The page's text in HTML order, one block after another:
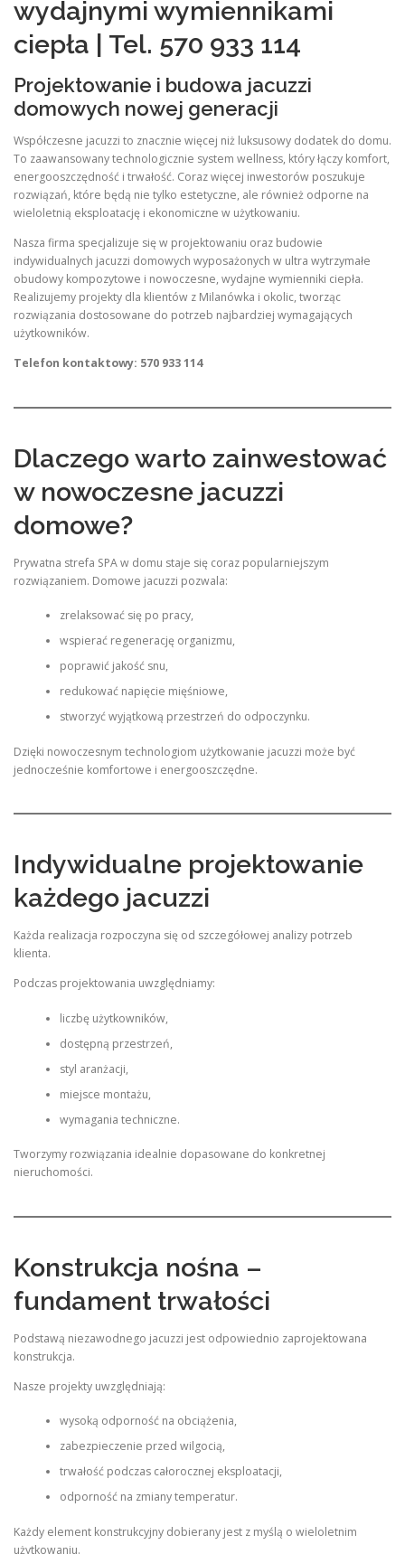
wydajnymi wymiennikami
ciepła | Tel. 570 933 114
Projektowanie i budowa jacuzzi
domowych nowej generacji
Współczesne jacuzzi to znacznie więcej niż luksusowy dodatek do domu.
To zaawansowany technologicznie system wellness, który łączy komfort,
energooszczędność i trwałość. Coraz więcej inwestorów poszukuje
rozwiązań, które będą nie tylko estetyczne, ale również odporne na
wieloletnią eksploatację i ekonomiczne w użytkowaniu.
Nasza firma specjalizuje się w projektowaniu oraz budowie
indywidualnych jacuzzi domowych wyposażonych w ultra wytrzymałe
obudowy kompozytowe i nowoczesne, wydajne wymienniki ciepła.
Realizujemy projekty dla klientów z Milanówka i okolic, tworząc
rozwiązania dostosowane do potrzeb najbardziej wymagających
użytkowników.
Telefon kontaktowy: 570 933 114
Dlaczego warto zainwestować
w nowoczesne jacuzzi
domowe?
Prywatna strefa SPA w domu staje się coraz popularniejszym
rozwiązaniem. Domowe jacuzzi pozwala:
zrelaksować się po pracy,
wspierać regenerację organizmu,
poprawić jakość snu,
redukować napięcie mięśniowe,
stworzyć wyjątkową przestrzeń do odpoczynku.
Dzięki nowoczesnym technologiom użytkowanie jacuzzi może być
jednocześnie komfortowe i energooszczędne.
Indywidualne projektowanie
każdego jacuzzi
Każda realizacja rozpoczyna się od szczegółowej analizy potrzeb
klienta.
Podczas projektowania uwzględniamy:
liczbę użytkowników,
dostępną przestrzeń,
styl aranżacji,
miejsce montażu,
wymagania techniczne.
Tworzymy rozwiązania idealnie dopasowane do konkretnej
nieruchomości.
Konstrukcja nośna –
fundament trwałości
Podstawą niezawodnego jacuzzi jest odpowiednio zaprojektowana
konstrukcja.
Nasze projekty uwzględniają:
wysoką odporność na obciążenia,
zabezpieczenie przed wilgocią,
trwałość podczas całorocznej eksploatacji,
odporność na zmiany temperatur.
Każdy element konstrukcyjny dobierany jest z myślą o wieloletnim
użytkowaniu.